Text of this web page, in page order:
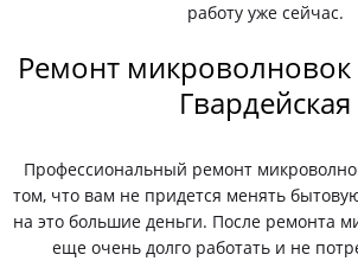
работу уже сейчас.
Ремонт микроволновок
Гвардейская
Профессиональный ремонт
том, что вам не придется менять
на это большие деньги. После ремонта
еще очень долго работать и не